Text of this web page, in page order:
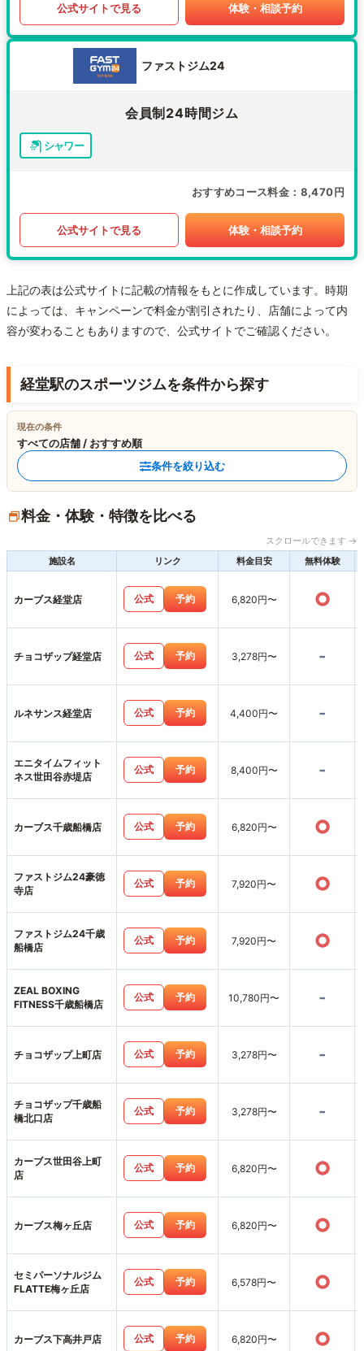
公式サイトで見る 体験・相談予約
ファストジム24
会員制24時間ジム
シャワー
おすすめコース料金 8,470円
公式サイトで見る 体験・相談予約
上記の表は公式サイトに記載の情報をもとに作成しています。時期
によっては、キャンペーンで料金が割引されたり、店舗によって内
容が変わることもありますので、公式サイトでご確認ください。
経堂駅のスポーツジムを条件から探す
現在の条件
すべての店舗 / おすすめ順
条件を絞り込む
料金・体験・特徴を比べる
スクロールできます →
施設名
リンク 料金目安 無料体験
カーブス経堂店 公式 予約 6,820円〜 ○
チョコザップ経堂店 公式 予約 3,278円〜 -
ルネサンス経堂店 公式 予約 4,400円〜 -
エニタイムフィット
ネス世田谷赤堤店
公式 予約 8,400円〜 -
カーブス千歳船橋店 公式 予約 6,820円〜 ○
ファストジム24豪徳
寺店
公式 予約 7,920円〜 ○
ファストジム24千歳
船橋店
公式 予約 7,920円〜 ○
ZEAL BOXING
FITNESS千歳船橋店
公式 予約 10,780円〜 -
チョコザップ上町店 公式 予約 3,278円〜 -
チョコザップ千歳船
橋北口店
公式 予約 3,278円〜 -
カーブス世田谷上町
店
公式 予約 6,820円〜 ○
カーブス梅ヶ丘店 公式 予約 6,820円〜 ○
セミパーソナルジム
FLATTE梅ヶ丘店
公式 予約 6,578円〜 ○
カーブス下高井戸店 公式 予約 6,820円〜 ○